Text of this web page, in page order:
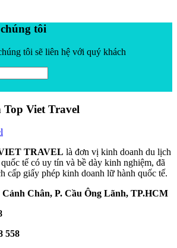
tôi
tôi sẽ liên hệ với quý khách
Top Viet Travel
TRAVEL là đơn vị kinh doanh du lịch
tế có uy tín và bề dày kinh nghiệm, đã
cấp giấy phép kinh doanh lữ hành quốc tế.
Chân, P. Cầu Ông Lãnh, TP.HCM
558